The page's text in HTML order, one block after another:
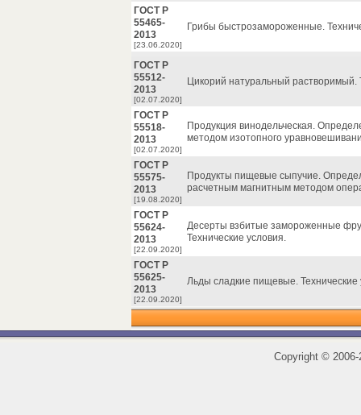
ГОСТ Р
55465-
2013
[23.06.2020]
Грибы быстрозамороженные.
ГОСТ Р
55512-
2013
[02.07.2020]
Цикорий натуральный растворимый.
ГОСТ Р
55518-
2013
[02.07.2020]
Продукция винодельческая.
методом изотопного
ГОСТ Р
55575-
2013
[19.08.2020]
Продукты пищевые сыпучие.
расчетным магнитным методом
ГОСТ Р
55624-
2013
[22.09.2020]
Десерты взбитые замороженные
Технические условия.
ГОСТ Р
55625-
2013
[22.09.2020]
Льды сладкие пищевые. Технические
Copyright ©